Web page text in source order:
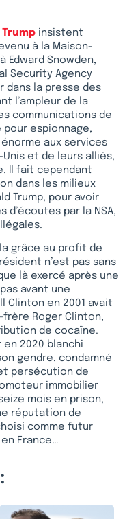
Trump insistent
à la Maison-
Edward Snowden,
Security Agency
dans la presse des
l’ampleur de la
communications de
pour espionnage,
aux services
et de leurs alliés,
Il fait cependant
dans les milieux
Trump, pour avoir
d’écoutes par la NSA,
grâce au profit de
n’est pas sans
là exercé après une
avant une
Clinton en 2001 avait
frère Roger Clinton,
de cocaïne.
en 2020 blanchi
gendre, condamné
persécution de
immobilier
mois en prison,
réputation de
comme futur
France…